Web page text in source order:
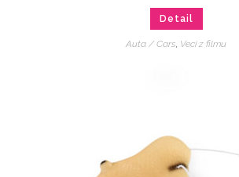
Detail
Auta / Cars, Veci z filmu